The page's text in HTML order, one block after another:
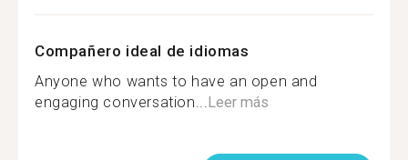
Compañero ideal de idiomas
Anyone who wants to have an open and
engaging conversation...Leer más